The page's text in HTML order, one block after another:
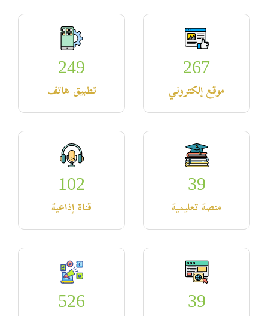
267
موقع إلكتروني
249
تطبيق هاتف
39
منصة تعليمية
102
قناة إذاعية
39
526